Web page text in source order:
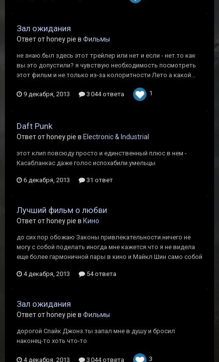
Зал ожидания
Ответ от honey pie в Фильмы
не знаю.был здесь этот трейлер или нет и если - нет.то как
вы это допустили? я чувствую необходимость посмотреть
этот фильм и не только из-за колоритности Лето а какой...
9 декабря, 2013 3 044 ответа 1
Daft Punk
Ответ от honey pie в Electronic & Industrial
этот клип повсюду просто и единственный плюс в нем -
Касабланкас даже голос испохабили.умельцы
6 декабря, 2013 31 ответ
Лучший фильм о любви
Ответ от honey pie в Кино
до сих пор обожаю Законы привлекательности.ничего не
могу с собой поделать иногда мне кажется.что я не видела
еще более гармоничной пары в кино и Майкл Шин само собой
4 декабря, 2013 54 ответа
Зал ожидания
Ответ от honey pie в Фильмы
дорогой Спайк Джонз.ты запал мне в душу и бросил
наконец-то хоть что-то
4 декабря, 2013 3 044 ответа 3